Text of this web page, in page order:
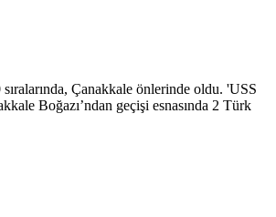
Çanakkale önlerinde oldu. 'USS
Boğazı’ndan geçişi esnasında 2 Türk